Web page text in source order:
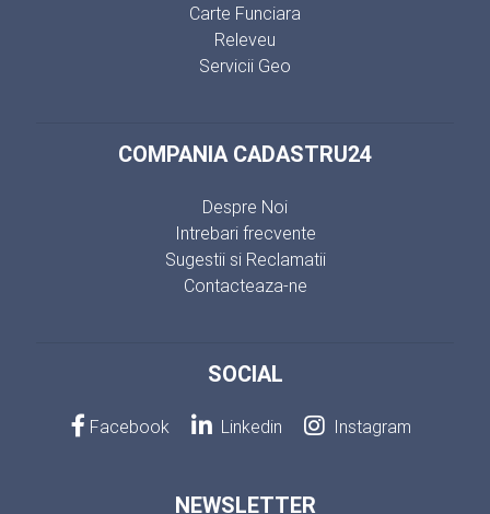
Carte Funciara
Releveu
Servicii Geo
COMPANIA CADASTRU24
Despre Noi
Intrebari frecvente
Sugestii si Reclamatii
Contacteaza-ne
SOCIAL
Facebook Linkedin Instagram
NEWSLETTER